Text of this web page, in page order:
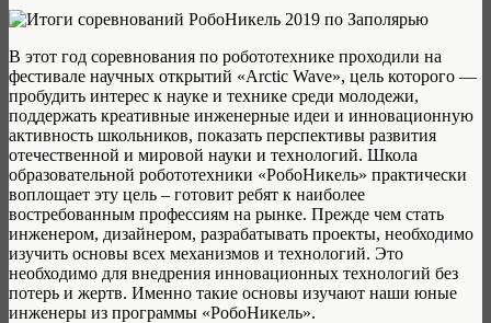
В этот год соревнования по робототехнике проходили на
фестивале научных открытий «Arctic Wave», цель которого —
пробудить интерес к науке и технике среди молодежи,
поддержать креативные инженерные идеи и инновационную
активность школьников, показать перспективы развития
отечественной и мировой науки и технологий. Школа
образовательной робототехники «РобоНикель» практически
воплощает эту цель – готовит ребят к наиболее
востребованным профессиям на рынке. Прежде чем стать
инженером, дизайнером, разрабатывать проекты, необходимо
изучить основы всех механизмов и технологий. Это
необходимо для внедрения инновационных технологий без
потерь и жертв. Именно такие основы изучают наши юные
инженеры из программы «РобоНикель».